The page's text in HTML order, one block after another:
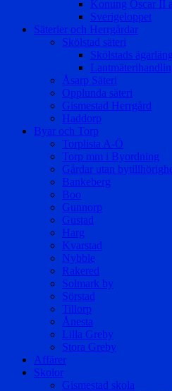
Konung Oscar II
Sverigeloppet
Säterier och Herrgårdar
Skölstad säteri
Skölstads
Åsarp Säteri
Opplunda säteri
Gismestad Herrgård
Haddorp
Byar och Torp
Torplista A-Ö
Torp mm i Byordning
Gårdar utan
Bankeberg
Boo
Gunnorp
Gustad
Harg
Kvarstad
Nybble
Rakered
Solmark by
Sörstad
Tillorp
Ånesta
Lilla Greby
Stora Greby
Affärer
Skolor
Gismestad skola